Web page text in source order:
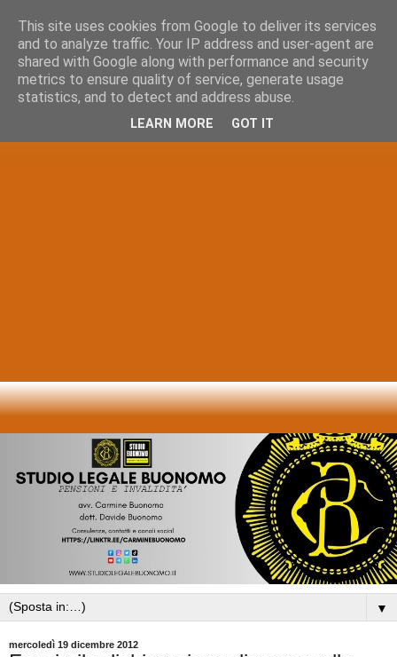
▼
mercoledì 19 dicembre 2012
This site uses cookies from Google to deliver its services
and to analyze traffic. Your IP address and user-agent are
shared with Google along with performance and security
metrics to ensure quality of service, generate usage
statistics, and to detect and address abuse.
LEARN MORE GOT IT